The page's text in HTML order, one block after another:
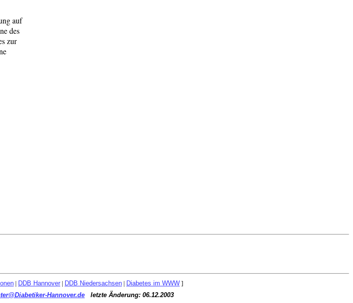
auf
des
zur
| DDB Hannover | DDB Niedersachsen | Diabetes im WWW ]
Hannover.de letzte Änderung: 06.12.2003